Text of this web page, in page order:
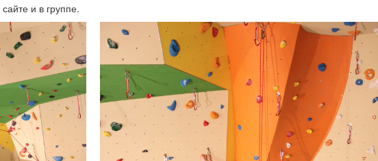
и в группе.